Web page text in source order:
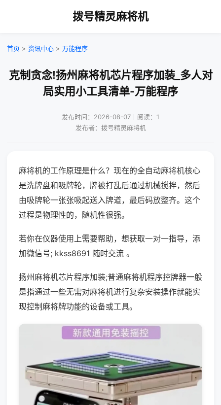
拨号精灵麻将机
首页 > 资讯中心 > 万能程序
克制贪念!扬州麻将机芯片程序加装_多人对
局实用小工具清单-万能程序
发布时间：2026-08-07｜阅读：1
发布者：拨号精灵麻将机
麻将机的工作原理是什么？现在的全自动麻将机核心
是洗牌盘和吸牌轮，牌被打乱后通过机械搅拌，然后
由吸牌轮一张张吸起送入牌道，最后码放整齐。这个
过程是物理性的，随机性很强。
若你在仪器使用上需要帮助，想获取一对一指导，添
加微信号; kkss8691 随时交流 。
扬州麻将机芯片程序加装;普通麻将机程序控牌器一般
是指通过一些无需对麻将机进行复杂安装操作就能实
现控制麻将牌功能的设备或工具。